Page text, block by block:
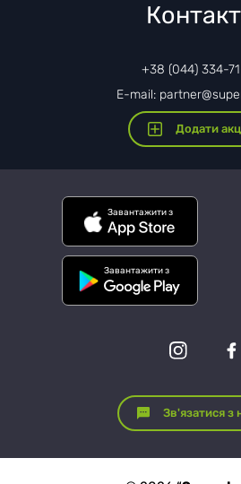
+38 (044) 334-
E-mail:
Додати
Завантажити з
Завантажити з
Зв'язатися з